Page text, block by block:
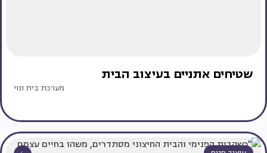
שטיחים אתניים בעיצוב הבית
מערכת בית ונוי